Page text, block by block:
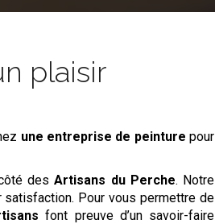
plaisir
une entreprise de peinture pour
desArtisans du Perche. Notre
Pour vous permettre de
font preuve d’un savoir-faire